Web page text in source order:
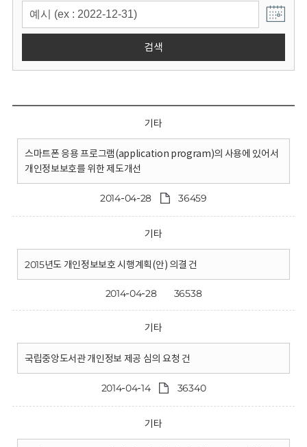
검색
기타
스마트폰 응용 프로그램(application program)의 사용에 있어서
개인정보보호를 위한 제도개선
2014-04-28 36459
기타
2015년도 개인정보보호 시행계획(안) 의결 건
2014-04-28 36538
기타
국립중앙도서관 개인정보 제공 심의 요청 건
2014-04-14 36340
기타